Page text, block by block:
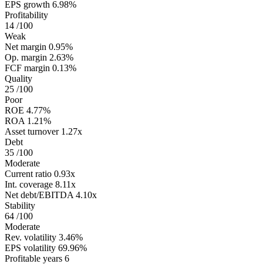
EPS growth 6.98%
Profitability
14 /100
Weak
Net margin 0.95%
Op. margin 2.63%
FCF margin 0.13%
Quality
25 /100
Poor
ROE 4.77%
ROA 1.21%
Asset turnover 1.27x
Debt
35 /100
Moderate
Current ratio 0.93x
Int. coverage 8.11x
Net debt/EBITDA 4.10x
Stability
64 /100
Moderate
Rev. volatility 3.46%
EPS volatility 69.96%
Profitable years 6